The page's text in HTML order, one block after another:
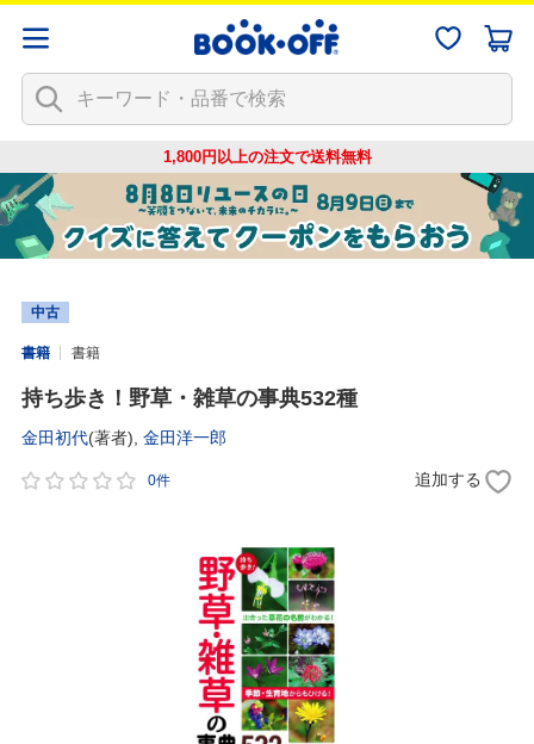
1,800円以上の注文で送料無料
中古
書籍 書籍
持ち歩き！野草・雑草の事典532種
金田初代(著者), 金田洋一郎
0件 追加する